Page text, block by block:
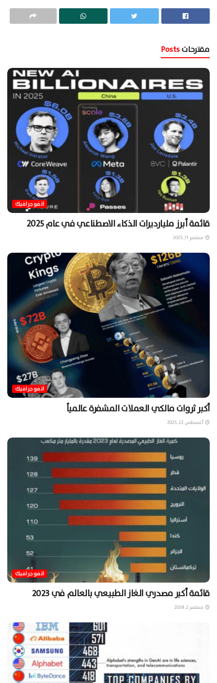
مقترحات
انفوجرافيك
قائمة أبرز مليارديرات الذكاء الاصطناعي في عام ٢٠٢٥
سبتمبر 11, 2025
انفوجرافيك
أكبر ثروات مالكي العملات المشفرة عالمياً
أغسطس 22, 2025
انفوجرافيك
قائمة أكبر مصدري الغاز الطبيعي بالعالم في 2023
سبتمبر 2, 2024